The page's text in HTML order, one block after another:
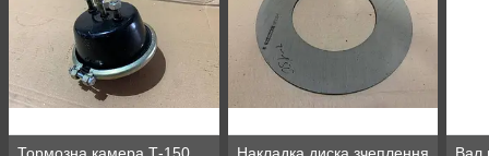
Тормозна камера Т-150
Накладка диска зчеплення
Вал